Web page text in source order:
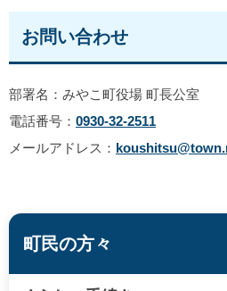
お問い合わせ
部署名：みやこ町役場 町長公室
電話番号： 0930-32-2511
メールアドレス：
町民の方々